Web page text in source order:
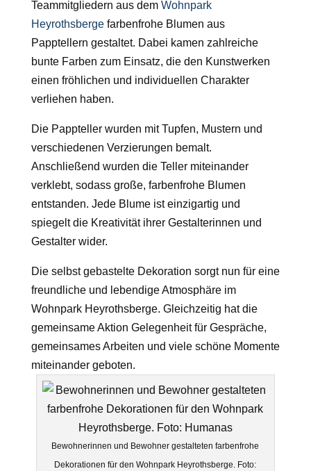
Teammitgliedern aus dem Wohnpark
Heyrothsbergefarbenfrohe Blumen aus
Papptellern gestaltet. Dabei kamen zahlreiche
bunte Farben zum Einsatz, die den Kunstwerken
einen fröhlichen und individuellen Charakter
verliehen haben.
Die Pappteller wurden mit Tupfen, Mustern und
verschiedenen Verzierungen bemalt.
Anschließend wurden die Teller miteinander
verklebt, sodass große, farbenfrohe Blumen
entstanden. Jede Blume ist einzigartig und
spiegelt die Kreativität ihrer Gestalterinnen und
Gestalter wider.
Die selbst gebastelte Dekoration sorgt nun für eine
freundliche und lebendige Atmosphäre im
Wohnpark Heyrothsberge. Gleichzeitig hat die
gemeinsame Aktion Gelegenheit für Gespräche,
gemeinsames Arbeiten und viele schöne Momente
miteinander geboten.
Bewohnerinnen und Bewohner gestalteten farbenfrohe
Dekorationen für den Wohnpark Heyrothsberge. Foto: